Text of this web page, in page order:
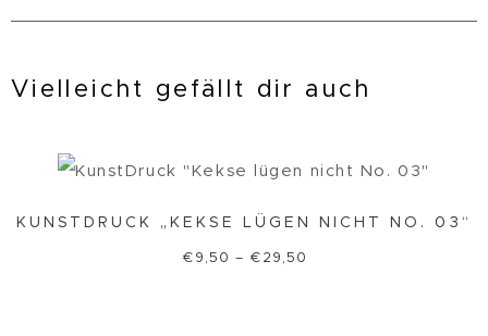
Vielleicht gefällt dir auch
KUNSTDRUCK „KEKSE LÜGEN NICHT NO. 03“
€ 9,50 – € 29,50